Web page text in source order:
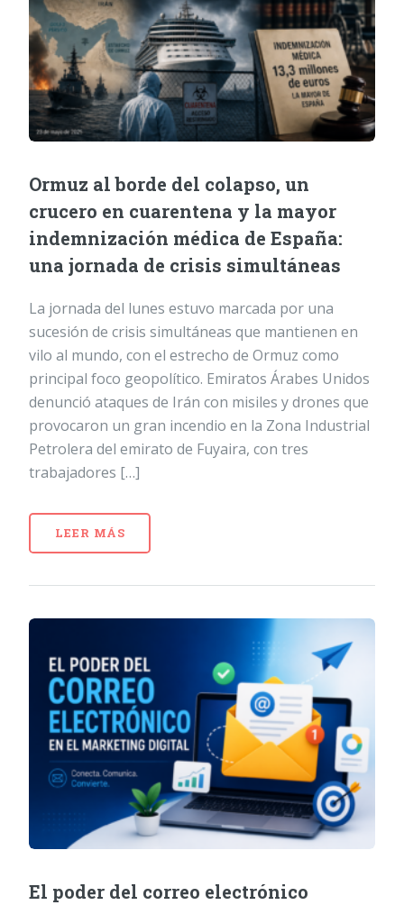
Ormuz al borde del colapso, un
crucero en cuarentena y la mayor
indemnización médica de España:
una jornada de crisis simultáneas
La jornada del lunes estuvo marcada por una
sucesión de crisis simultáneas que mantienen en
vilo al mundo, con el estrecho de Ormuz como
principal foco geopolítico. Emiratos Árabes Unidos
denunció ataques de Irán con misiles y drones que
provocaron un gran incendio en la Zona Industrial
Petrolera del emirato de Fuyaira, con tres
trabajadores […]
LEER MÁS
El poder del correo electrónico